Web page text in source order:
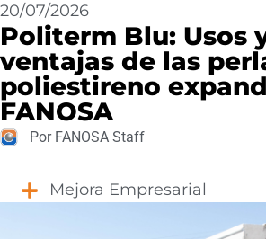
20/07/2026
Politerm Blu: Usos
ventajas de las
poliestireno
FANOSA
Por FANOSA Staff
Mejora Empresarial